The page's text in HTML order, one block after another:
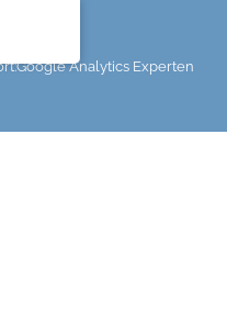
Google Analytics Experten